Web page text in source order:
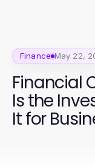
Finance May 22,
Financial
Is the
It for